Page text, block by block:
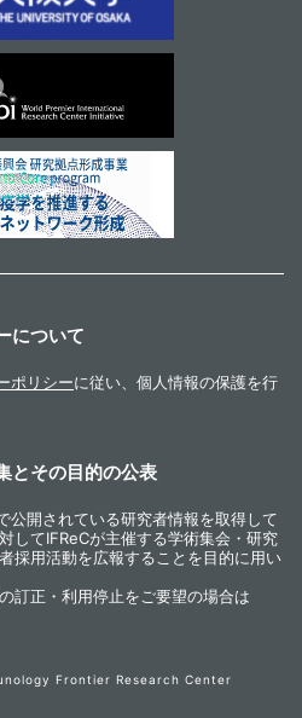
について
ポリシーに従い、個人情報の保護を行
とその目的の公表
公開されている研究者情報を取得して
してIFReCが主催する学術集会・研究
採用活動を広報することを目的に用い
訂正・利用停止をご要望の場合は
Frontier Research Center